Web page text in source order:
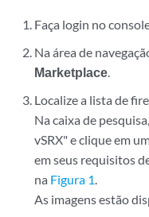
Faça login no
Na área de
Marketplace.
Localize a lista de
Na caixa de
vSRX" e clique em
em seus requisitos
na Figura 1.
As imagens estão